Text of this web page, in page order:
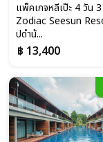
แพ็คเกจหลีเป๊ะ 4 วัน
Zodiac Seesun
ปดำน้...
฿ 13,400